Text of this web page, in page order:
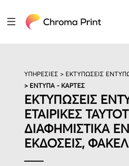
ΥΠΗΡΕΣΙΕΣ > ΕΚΤΥΠΩΣΕΙΣ
> ΕΝΤΥΠΑ - ΚΑΡΤΕΣ
ΕΚΤΥΠΩΣΕΙΣ
ΕΤΑΙΡΙΚΕΣ
ΔΙΑΦΗΜΙΣΤΙΚΑ
ΕΚΔΟΣΕΙΣ,